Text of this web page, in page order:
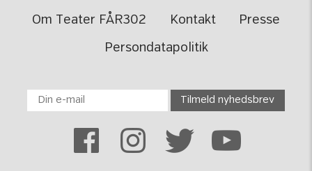
Om Teater FÅR302 Kontakt Presse
Persondatapolitik